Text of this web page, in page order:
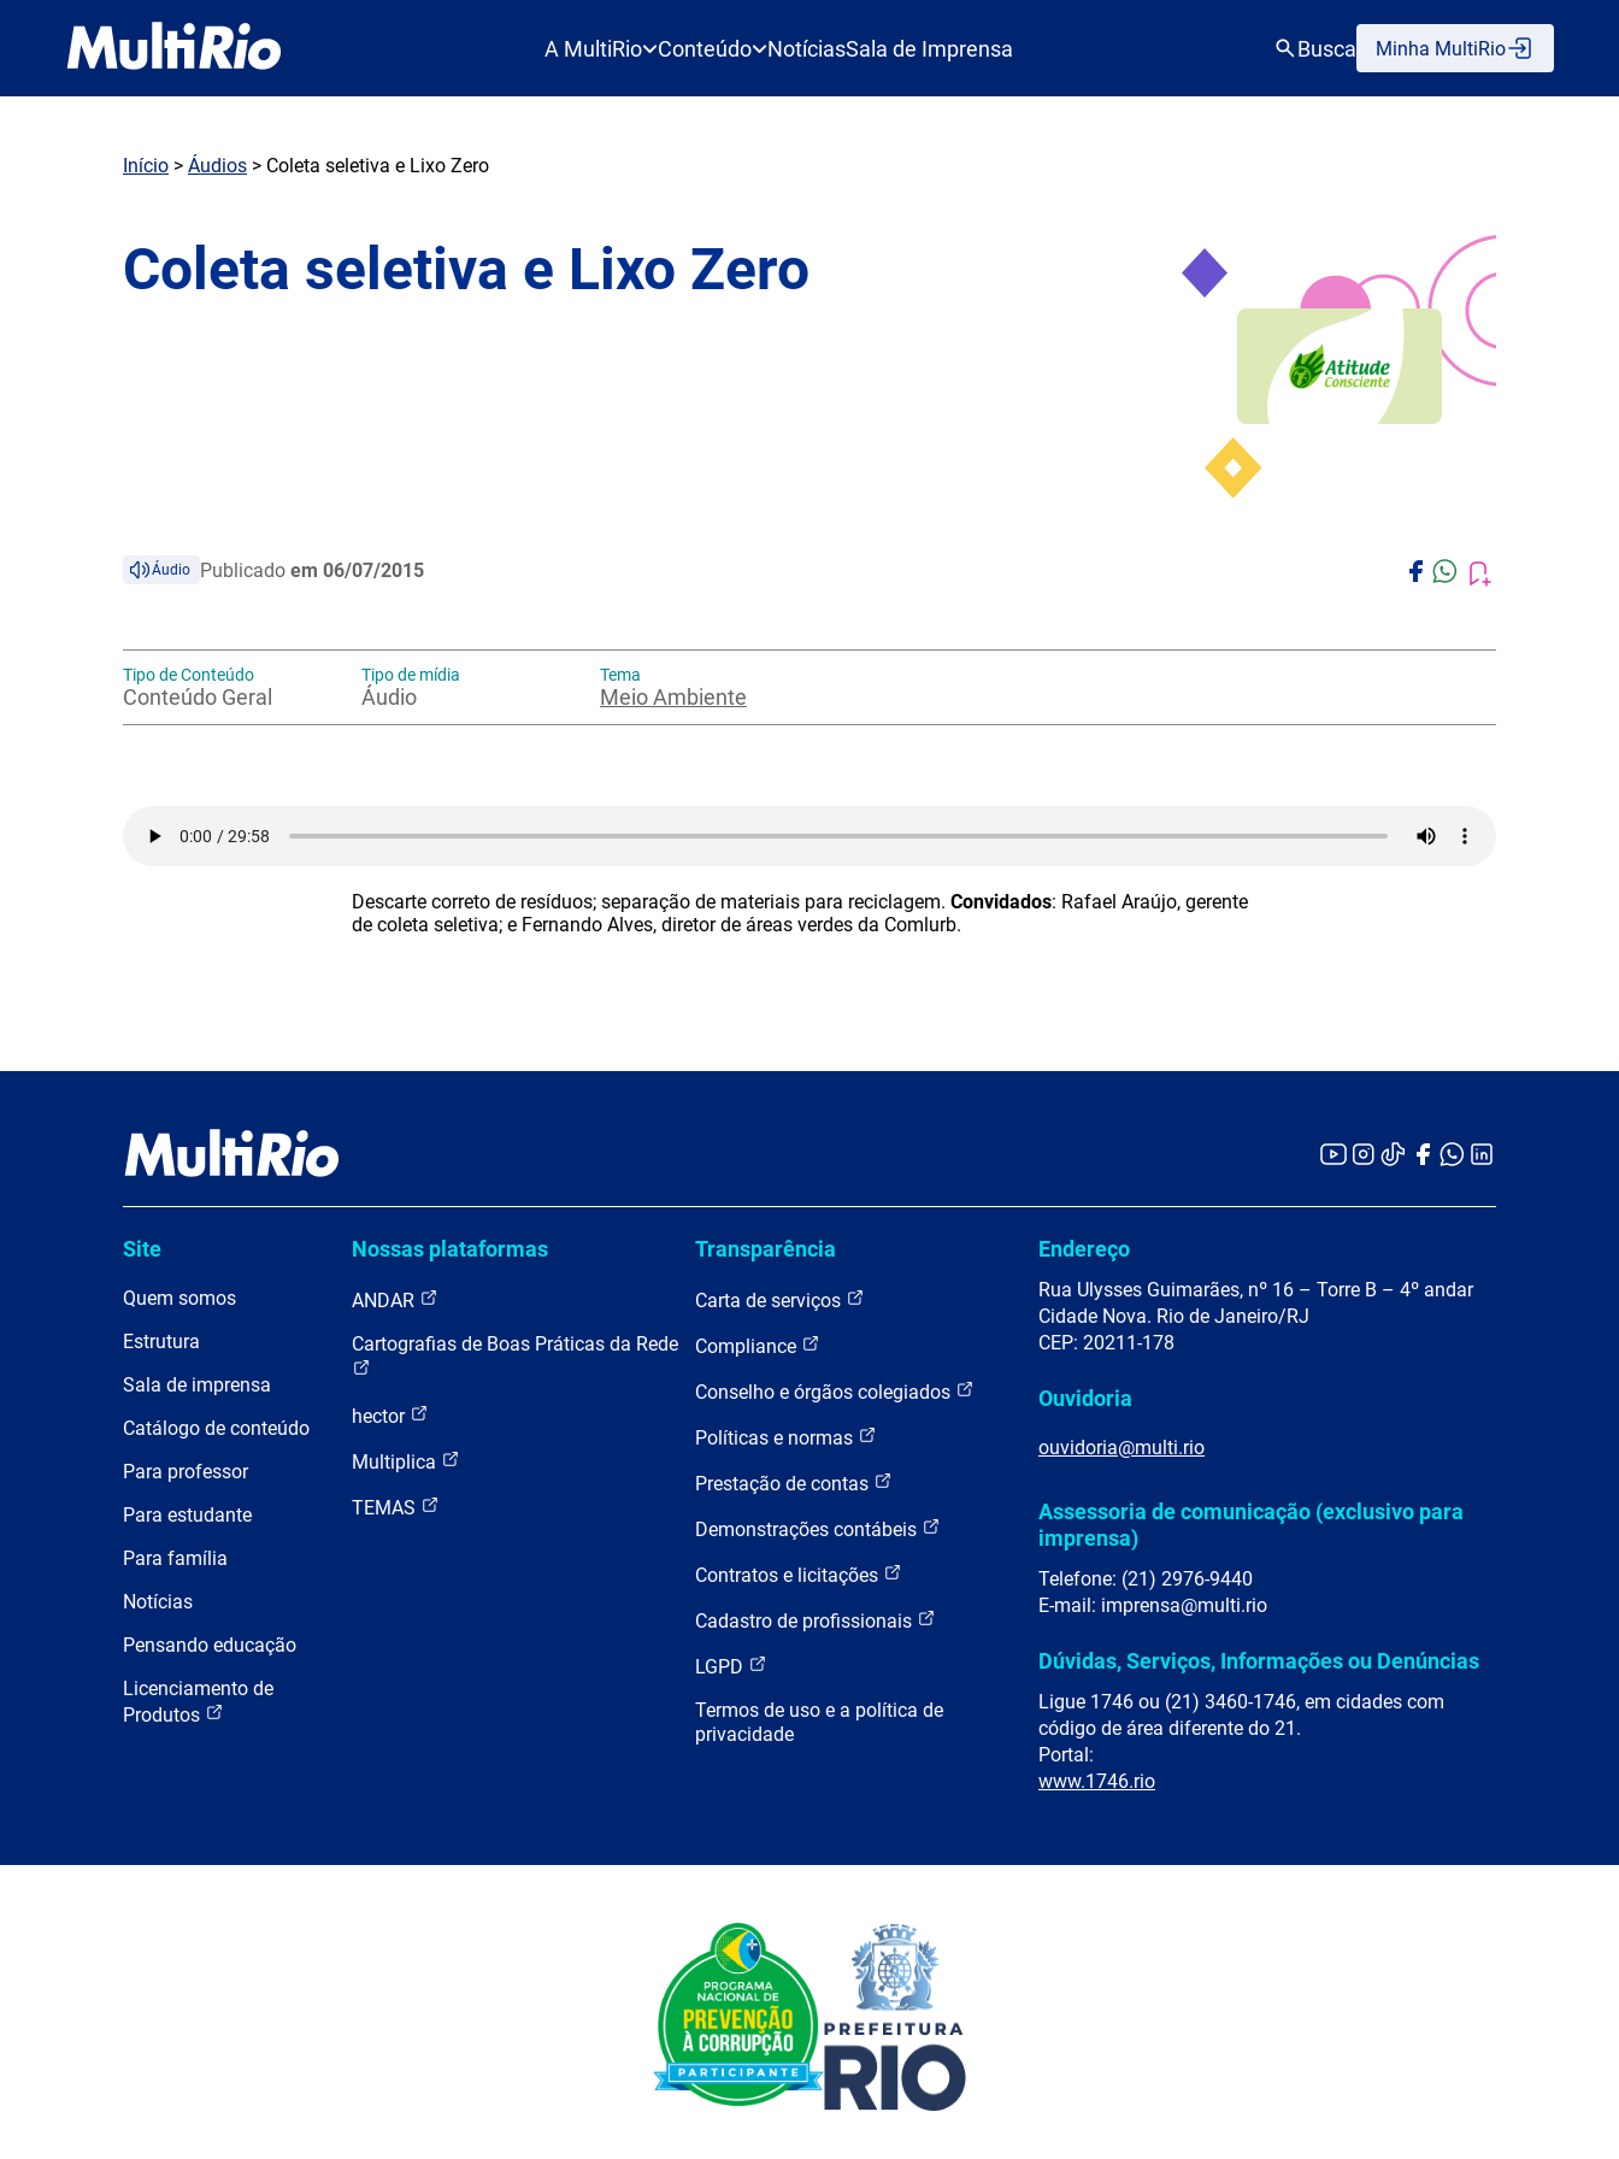
A MultiRio Conteúdo NotíciasSala de Imprensa Busca Minha MultiRio
Início > Áudios > Coleta seletiva e Lixo Zero
Coleta seletiva e Lixo Zero
Áudio Publicado em 06/07/2015
Tipo de Conteúdo
Conteúdo Geral
Tipo de mídia
Áudio
Tema
Meio Ambiente
Descarte correto de resíduos; separação de materiais para reciclagem. Convidados: Rafael Araújo, gerente
de coleta seletiva; e Fernando Alves, diretor de áreas verdes da Comlurb.
Site
Quem somos
Estrutura
Sala de imprensa
Catálogo de conteúdo
Para professor
Para estudante
Para família
Notícias
Pensando educação
Licenciamento de
Produtos
Nossas plataformas
ANDAR
Cartografias de Boas Práticas da Rede
hector
Multiplica
TEMAS
Transparência
Carta de serviços
Compliance
Conselho e órgãos colegiados
Políticas e normas
Prestação de contas
Demonstrações contábeis
Contratos e licitações
Cadastro de profissionais
LGPD
Termos de uso e a política de
privacidade
Endereço
Rua Ulysses Guimarães, nº 16 – Torre B – 4º andar
Cidade Nova. Rio de Janeiro/RJ
CEP: 20211-178
Ouvidoria
ouvidoria@multi.rio
Assessoria de comunicação (exclusivo para
imprensa)
Telefone: (21) 2976-9440
E-mail: imprensa@multi.rio
Dúvidas, Serviços, Informações ou Denúncias
Ligue 1746 ou (21) 3460-1746, em cidades com
código de área diferente do 21.
Portal:
www.1746.rio